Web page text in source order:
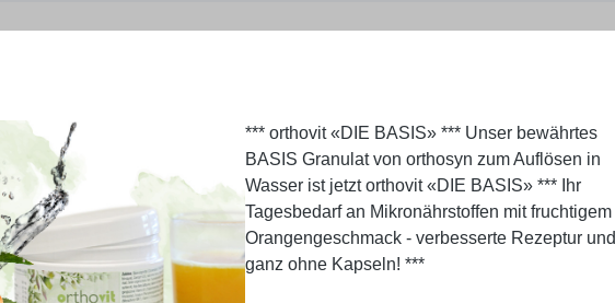
*** orthovit «DIE BASIS» *** Unser bewährtes
BASIS Granulat von orthosyn zum Auflösen in
Wasser ist jetzt orthovit «DIE BASIS» *** Ihr
Tagesbedarf an Mikronährstoffen mit fruchtigem
Orangengeschmack - verbesserte Rezeptur und
ganz ohne Kapseln! ***